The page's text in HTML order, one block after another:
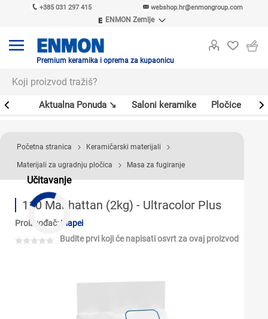
+385 031 297 415 webshop.hr@enmongroup.com
ENMON Zemlje
ENMON MKD
Premium keramika i oprema za kupaonicu
Aktualna Ponuda ↘ Saloni keramike Pločice
Učitavanje
Početna stranica Keramičarski materijali
Materijali za ugradnju pločica Masa za fugiranje
110 Manhattan (2kg) - Ultracolor Plus
Proizvođač: Mapei
Budite prvi koji će napisati osvrt za ovaj proizvod